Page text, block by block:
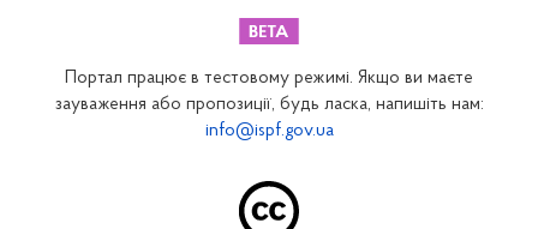
Закарпатське відділення
Запорізьке відділення
Портал працює в тестовому режимі. Якщо ви маєте
зауваження або пропозиції, будь ласка, напишіть нам:
info@ispf.gov.ua